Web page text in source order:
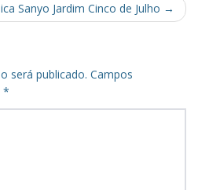
Sanyo Jardim Cinco de Julho →
será publicado. Campos
*